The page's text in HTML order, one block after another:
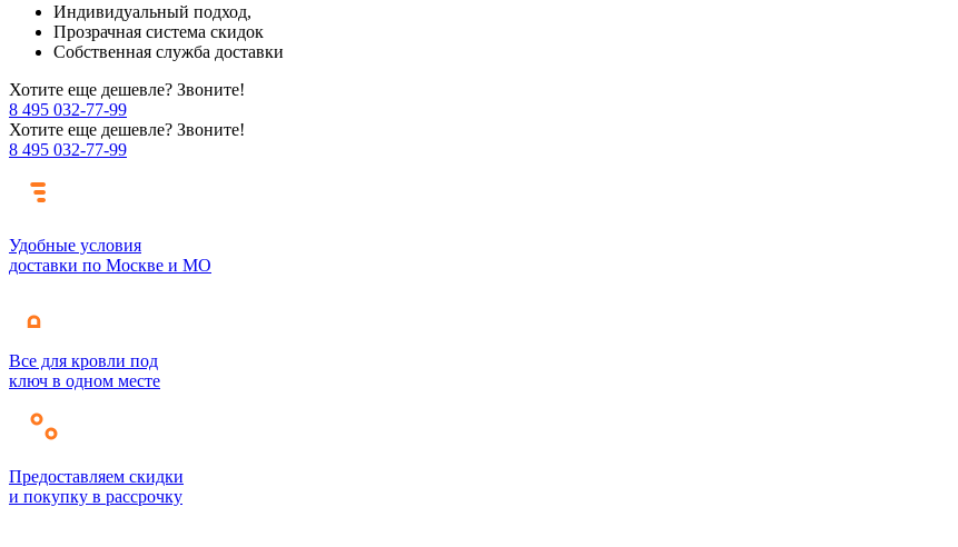
Индивидуальный подход,
Прозрачная система скидок
Собственная служба доставки
Хотите еще дешевле? Звоните!
8 495 032-77-99
Хотите еще дешевле? Звоните!
8 495 032-77-99
Удобные условия
доставки по Москве и МО
Все для кровли под
ключ в одном месте
Предоставляем скидки
и покупку в рассрочку